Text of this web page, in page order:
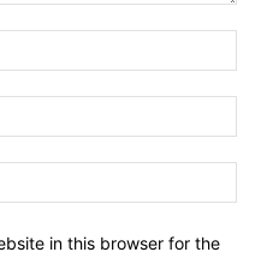
in this browser for the